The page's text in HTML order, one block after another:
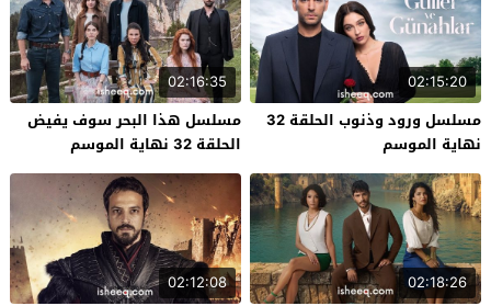
02:15:20
مسلسل ورود وذنوب الحلقة 32
نهاية الموسم
02:16:35
مسلسل هذا البحر سوف يفيض
الحلقة 32 نهاية الموسم
02:18:26
02:12:08